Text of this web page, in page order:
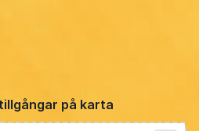
på karta